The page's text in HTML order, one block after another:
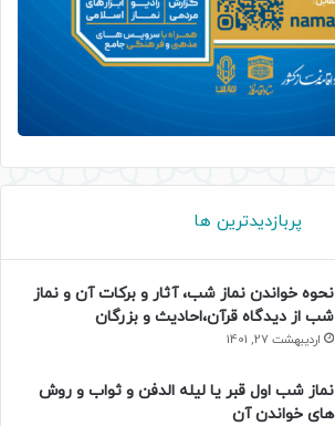
پربازدیدترین ها
نحوه خواندن نماز شب، آثار و برکات آن و نماز
شب از دیدگاه قرآن،احادیث و بزرگان
اردیبهشت 27, 1401
نماز شب اول قبر یا لیله الدفن و ثواب و روش
های خواندن آن